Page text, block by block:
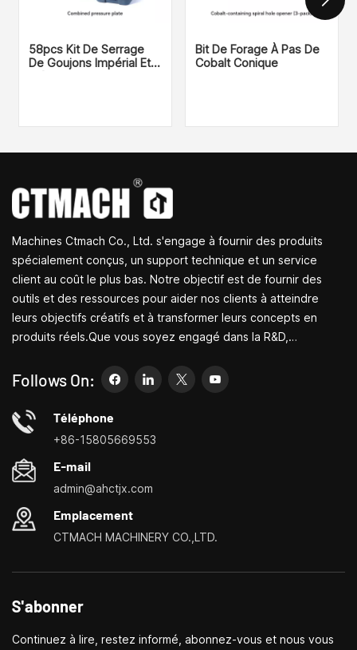
58pcs Kit De Serrage
De Goujons Impérial Et
Bit De Forage À Pas De
Cobalt Conique
Machines Ctmach Co., Ltd. s'engage à fournir des produits
spécialement conçus, un support technique et un service
client au coût le plus bas. Notre objectif est de fournir des
outils et des ressources pour aider nos clients à atteindre
leurs objectifs créatifs et à transformer leurs concepts en
produits réels.Que vous soyez engagé dans la R&D,
entrepreneur créatif, les petites machines-outils de Bite
peuvent vous permettre de répondre à vos besoins plus
facilement, plus rapidement et de manière plus
économique.Spécialisé dans les centres de personnalisation
les perceuses et fraiseuses domestiques, les petits
tournages, perçages et fraisages multifonctionnels
Follows On:
Téléphone
+86-15805669553
E-mail
admin@ahctjx.com
Emplacement
CTMACH MACHINERY CO.,LTD.
S'abonner
Continuez à lire, restez informé, abonnez-vous et nous vous